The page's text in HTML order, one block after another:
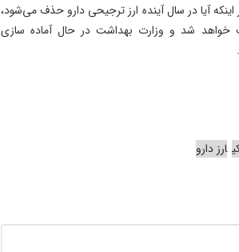
آیا در سال آینده ارز ترجیحی دارو حذف می‌شود،
خواهد شد و وزارت بهداشت در حال آماده‌ سازی
ارز دارو